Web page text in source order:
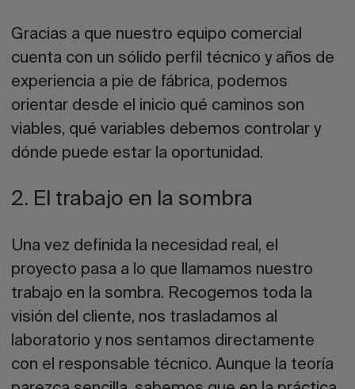
Gracias a que nuestro equipo comercial
cuenta con un sólido perfil técnico y años de
experiencia a pie de fábrica, podemos
orientar desde el inicio qué caminos son
viables, qué variables debemos controlar y
dónde puede estar la oportunidad.
2. El trabajo en la sombra
Una vez definida la necesidad real, el
proyecto pasa a lo que llamamos nuestro
trabajo en la sombra. Recogemos toda la
visión del cliente, nos trasladamos al
laboratorio y nos sentamos directamente
con el responsable técnico. Aunque la teoría